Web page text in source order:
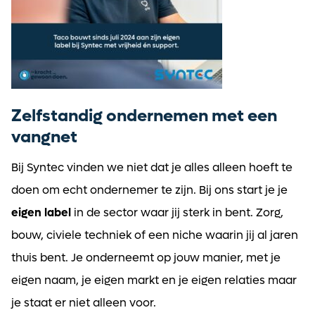
Zelfstandig ondernemen met een
vangnet
Bij Syntec vinden we niet dat je alles alleen hoeft te
doen om echt ondernemer te zijn. Bij ons start je je
eigen label in de sector waar jij sterk in bent. Zorg,
bouw, civiele techniek of een niche waarin jij al jaren
thuis bent. Je onderneemt op jouw manier, met je
eigen naam, je eigen markt en je eigen relaties maar
je staat er niet alleen voor.